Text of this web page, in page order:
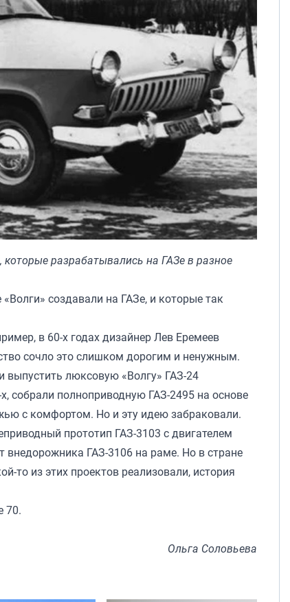
разрабатывались на ГАЗе в разное
создавали на ГАЗе, и которые так
в 60-х годах дизайнер Лев Еремеев
сочло это слишком дорогим и ненужным.
выпустить люксовую «Волгу» ГАЗ-24
собрали полноприводную ГАЗ-2495 на основе
с комфортом. Но и эту идею забраковали.
прототип ГАЗ-3103 с двигателем
ГАЗ-3106 на раме. Но в стране
то из этих проектов реализовали, история
70.
Ольга Соловьева